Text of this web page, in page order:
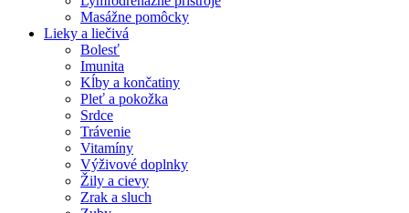
Masážne pomôcky
Lieky a liečivá
Bolesť
Imunita
Kĺby a končatiny
Pleť a pokožka
Srdce
Trávenie
Vitamíny
Výživové doplnky
Žily a cievy
Zrak a sluch